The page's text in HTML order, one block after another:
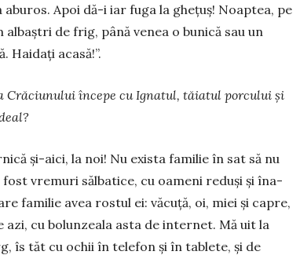
Apoi dă-i iar fuga la ghețuș! Noaptea, pe
de frig, până venea o bunică sau un
Haidați acasă!”.
Crăciunului începe cu Ignatul, tăiatul porcului și
și-aici, la noi! Nu exista familie în sat să nu
fost vremuri sălba­tice, cu oameni reduși și îna­
familie avea rostul ei: văcuță, oi, miei și capre,
cu bo­lun­zeala asta de internet. Mă uit la
îs tăt cu ochii în telefon și în tablete, și de